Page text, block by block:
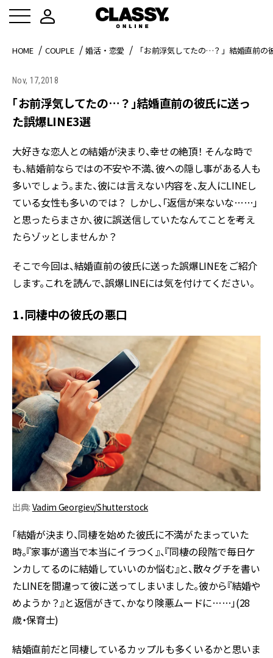
HOME COUPLE 婚活・恋愛 「お前浮気してたの…？」結婚直前の
Nov, 17,2018
「お前浮気してたの…？」結婚直前の彼氏に送っ
た誤爆LINE3選
大好きな恋人との結婚が決まり、幸せの絶頂！ そんな時で
も、結婚前ならではの不安や不満、彼への隠し事がある人も
多いでしょう。また、彼には言えない内容を、友人にLINEし
ている女性も多いのでは？ しかし、「返信が来ないな……」
と思ったらまさか、彼に誤送信していたなんてことを考え
たらゾッとしませんか？
そこで今回は、結婚直前の彼氏に送った誤爆LINEをご紹介
します。これを読んで、誤爆LINEには気を付けてください。
1．同棲中の彼氏の悪口
出典: Vadim Georgiev/Shutterstock
「結婚が決まり、同棲を始めた彼氏に不満がたまっていた
時。『家事が適当で本当にイラつく』、『同棲の段階で毎日ケ
ンカしてるのに結婚していいのか悩む』と、散々グチを書い
たLINEを間違って彼に送ってしまいました。彼から『結婚や
めようか？』と返信がきて、かなり険悪ムードに……」(28
歳・保育士)
結婚直前だと同棲しているカップルも多くいるかと思いま